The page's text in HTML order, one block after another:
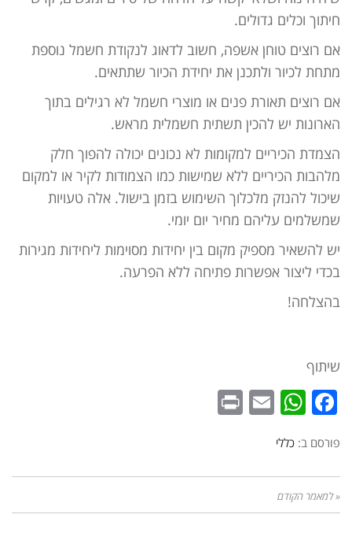
חיתוך וכלים גדולים.
אם רוצים טוחן אשפה, חשוב לדאוג לנקודת חשמל נוספת
מתחת לכיור ולתכנן את יחידת הכיור שתתאים.
אם רוצים תאורת פנים או מוצרי חשמל לא רגילים בתוך
הארונות יש להכין תשתית חשמלית מראש.
הצמדת הכיריים למקומות לא נכונים יכולה להפוך חלק
מלהבות הכיריים ללא שמישות כמו הצמודות לקיר או למקום
שיכול להנזק מלכלוך השימוש בזמן בישול. אלה טעויות
שמשלמים עליהם מחיר יום יומי.
יש להשאיר מספיק מקום בין יחידות מסוימות ליחידות מגירות
בכדי ליצור אפשרות פתיחה ללא הפרעה.
בהצלחה!
שיתוף
Facebook
WhatsApp
Email
פורסם ב: כללי
« למאמר הקודם